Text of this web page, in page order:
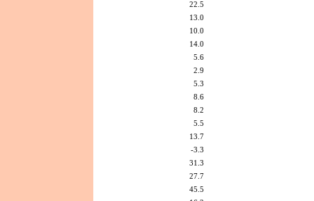
22.5
13.0
10.0
14.0
5.6
2.9
5.3
8.6
8.2
5.5
13.7
-3.3
31.3
27.7
45.5